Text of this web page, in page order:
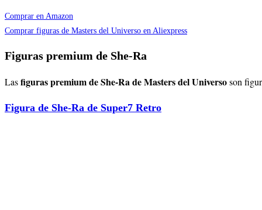
Comprar en Amazon
Comprar figuras de Masters del Universo en Aliexpress
Figuras premium de She-Ra
Lasfiguras premium deShe-Rade Masters del Universoson
Figura de She-Ra de Super7 Retro